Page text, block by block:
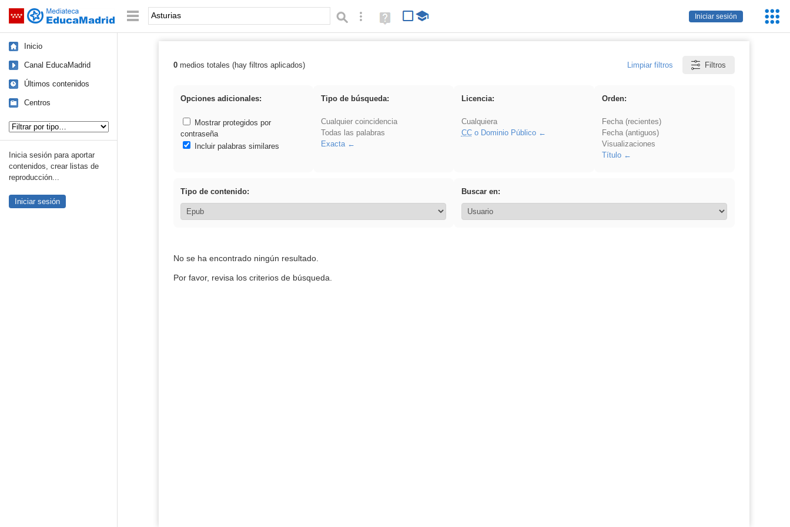
Saltar navegación
Iniciar sesión
Palabra o frase: Búsqueda avanzada
Ayuda
(en
Inicio
Canal EducaMadrid
Últimos contenidos
Centros
Inicia sesión para aportar
contenidos, crear listas de
reproducción...
Iniciar sesión
Resultados de: Asturias
0medios totales (hay filtros aplicados) Limpiar filtros Filtros
Opciones adicionales:
Mostrar protegidos por
contraseña
Incluir palabras similares
Tipo de búsqueda:
Cualquier coincidencia
Todas las palabras
Exacta
Licencia:
Cualquiera
CCo Dominio Público
Orden:
Fecha (recientes)
Fecha (antiguos)
Visualizaciones
Título
Tipo de contenido: Buscar en:
No se ha encontrado ningún resultado.
Por favor, revisa los criterios de búsqueda.